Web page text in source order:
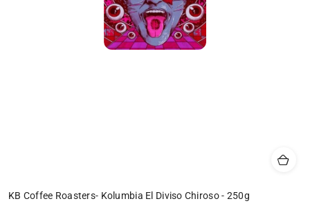
KB Coffee Roasters- Kolumbia El Diviso Chiroso - 250g